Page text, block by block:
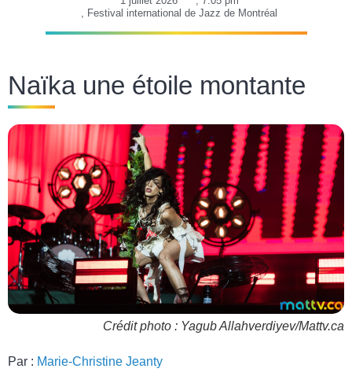
, Festival international de Jazz de Montréal
Naïka une étoile montante
Crédit photo : Yagub Allahverdiyev/Mattv.ca
Par : Marie-Christine Jeanty